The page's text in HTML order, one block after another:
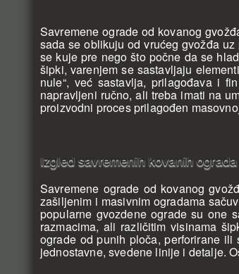
Savremene ograde od kovanog
sada se oblikuju od vrućeg gvožđa
se kuje pre nego što počne da se
šipki, varenjem se sastavljaju
nule“, već sastavlja, prilagođava i
napravljeni ručno, ali treba imati na
proizvodni proces prilagođen
Izgled savremenih kovanih ograda
Savremene ograde od kovanog
zašiljenim i masivnim ogradama
popularne gvozdene ograde su one
razmacima, ali različitim visinama
ograde od punih ploča, perforirane
jednostavne, svedene linije i detalje.